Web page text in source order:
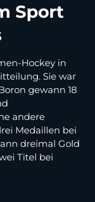
Sport
Hockey in
Sie war
gewann 18
andere
Medaillen bei
dreimal Gold
Titel bei